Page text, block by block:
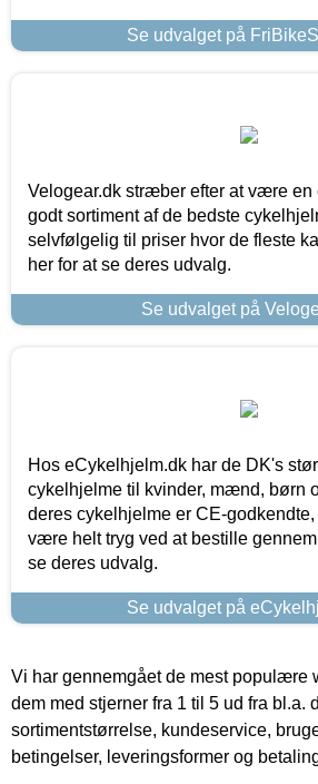
Se udvalget på
Velogear.dk stræber efter at være en
godt sortiment af de bedste
selvfølgelig til priser hvor de fleste
her for at se deres udvalg.
Se udvalget på
Hos eCykelhjelm.dk har de DK's
cykelhjelme til kvinder, mænd, børn
deres cykelhjelme er CE-
være helt tryg ved at bestille
se deres udvalg.
Se udvalget på
Vi har gennemgået de mest populære
dem med stjerner fra 1 til 5 ud fra bl.a.
sortimentstørrelse, kundeservice,
betingelser, leveringsformer og